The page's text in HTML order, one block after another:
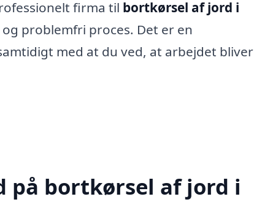
firma til bortkørsel af jord i
problemfri proces. Det er en
med at du ved, at arbejdet bliver
bortkørsel af jord i